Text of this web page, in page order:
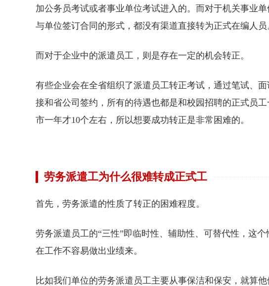
加公务员考试或者事业单位考试进入的。而对于机关事业
与单位签订合同的形式，都没有渠道直接转为正式在编人员
而对于企业中的派遣员工，则是存在一定的机会转正。
有些企业会在全省组织了派遣员工转正考试，通过笔试、
接和省公司签约，所有的待遇也都是和校园招聘的正式员
市一年才10个左右，所以想要成功转正是非常困难的。
劳务派遣工为什么很难转成正式工
首先，劳务派遣的性质了转正的困难程度。
劳务派遣员工的“三性”即临时性、辅助性、可替代性，这
在工作不容易做出业绩来。
比如我们单位的劳务派遣员工主要从事保洁和保安，就算